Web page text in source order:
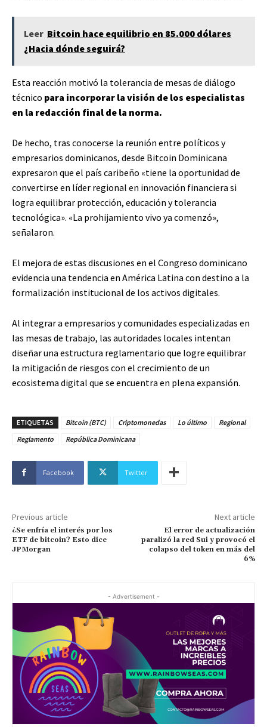
Leer Bitcoin hace equilibrio en 85.000 dólares
¿Hacia dónde seguirá?
Esta reacción motivó la tolerancia de mesas de diálogo
técnico para incorporar la visión de los especialistas
en la redacción final de la norma.
De hecho, tras conocerse la reunión entre políticos y
empresarios dominicanos, desde Bitcoin Dominicana
expresaron que el país caribeño «tiene la oportunidad de
convertirse en líder regional en innovación financiera si
logra equilibrar protección, educación y tolerancia
tecnológica». «La prohijamiento vivo ya comenzó»,
señalaron.
El mejora de estas discusiones en el Congreso dominicano
evidencia una tendencia en América Latina con destino a la
formalización institucional de los activos digitales.
Al integrar a empresarios y comunidades especializadas en
las mesas de trabajo, las autoridades locales intentan
diseñar una estructura reglamentario que logre equilibrar
la mitigación de riesgos con el crecimiento de un
ecosistema digital que se encuentra en plena expansión.
ETIQUETAS Bitcoin (BTC) Criptomonedas Lo último
Regional
Reglamento
República Dominicana
Facebook Twitter
Previous article
¿Se enfría el interés por los
ETF de bitcoin? Esto dice
JPMorgan
Next article
El error de actualización
paralizó la red Sui y provocó el
colapso del token en más del
6%
- Advertisement -